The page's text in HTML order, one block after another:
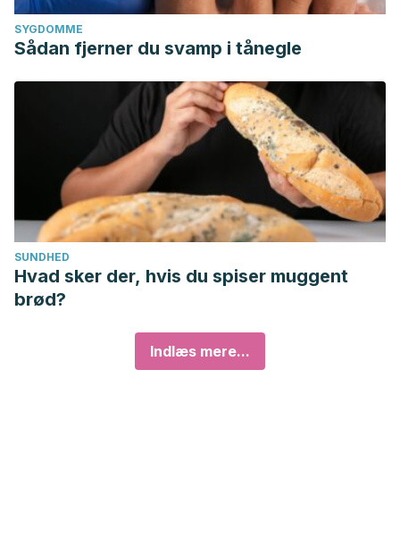
SYGDOMME
Sådan fjerner du svamp i tånegle
SUNDHED
Hvad sker der, hvis du spiser muggent
brød?
Indlæs mere...